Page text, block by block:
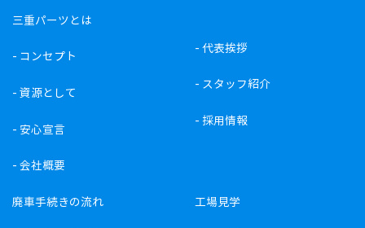
三重パーツとは
- コンセプト
- 資源として
- 安心宣言
- 会社概要
- 代表挨拶
- スタッフ紹介
- 採用情報
廃車手続きの流れ 工場見学